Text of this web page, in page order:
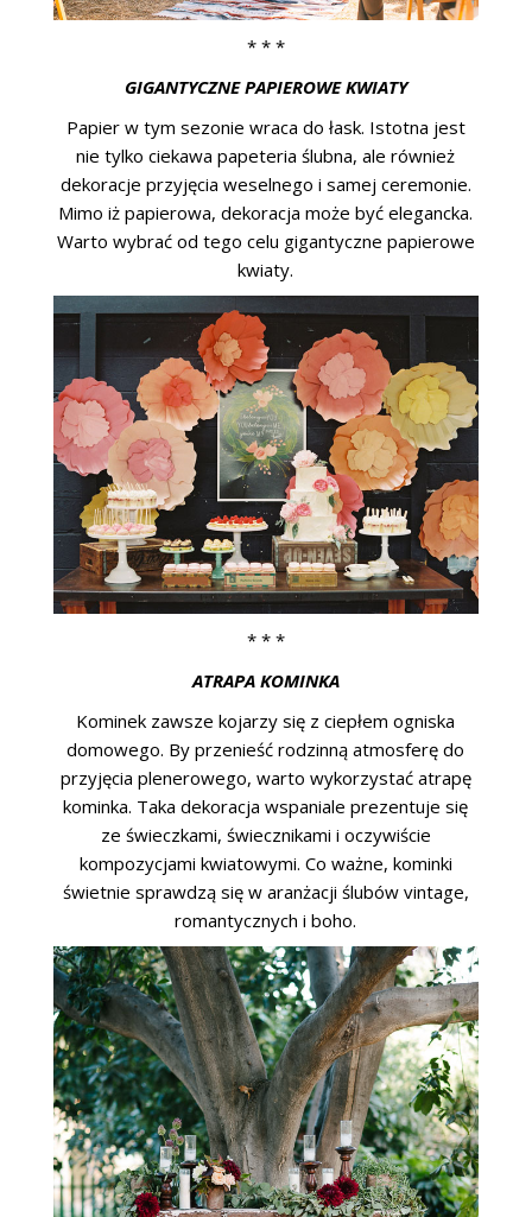
* * *
GIGANTYCZNE PAPIEROWE KWIATY
Papier w tym sezonie wraca do łask. Istotna jest
nie tylko ciekawa papeteria ślubna, ale również
dekoracje przyjęcia weselnego i samej ceremonie.
Mimo iż papierowa, dekoracja może być elegancka.
Warto wybrać od tego celu gigantyczne papierowe
kwiaty.
* * *
ATRAPA KOMINKA
Kominek zawsze kojarzy się z ciepłem ogniska
domowego. By przenieść rodzinną atmosferę do
przyjęcia plenerowego, warto wykorzystać atrapę
kominka. Taka dekoracja wspaniale prezentuje się
ze świeczkami, świecznikami i oczywiście
kompozycjami kwiatowymi. Co ważne, kominki
świetnie sprawdzą się w aranżacji ślubów vintage,
romantycznych i boho.